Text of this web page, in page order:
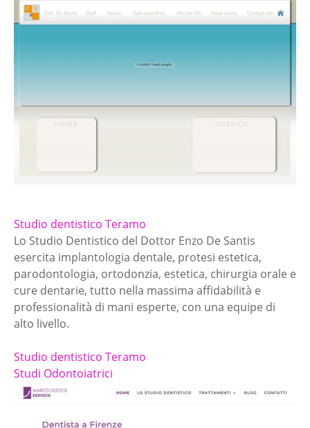
Studio dentistico Teramo
Lo Studio Dentistico del Dottor Enzo De Santis
esercita implantologia dentale, protesi estetica,
parodontologia, ortodonzia, estetica, chirurgia orale e
cure dentarie, tutto nella massima affidabilità e
professionalità di mani esperte, con una equipe di
alto livello.
Studio dentistico Teramo
Studi Odontoiatrici